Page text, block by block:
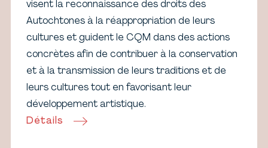
visent la reconnaissance des droits des
Autochtones à la réappropriation de leurs
cultures et guident le CQM dans des actions
concrètes afin de contribuer à la conservation
et à la transmission de leurs traditions et de
leurs cultures tout en favorisant leur
développement artistique.
Détails